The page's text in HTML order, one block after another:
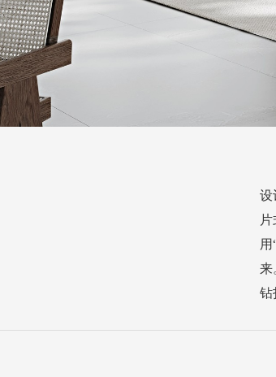
设
来
钻